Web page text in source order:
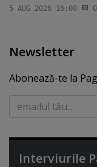
5 AUG 2026 16:00 0
Newsletter
Abonează-te la
Interviurile